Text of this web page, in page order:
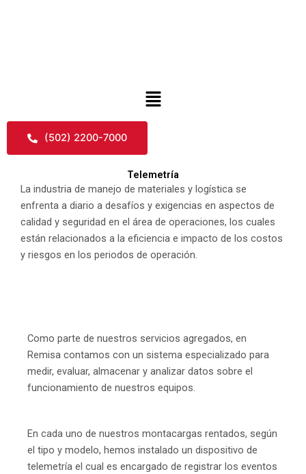
Menu
(502) 2200-7000
Telemetría
La industria de manejo de materiales y logística se
enfrenta a diario a desafíos y exigencias en aspectos de
calidad y seguridad en el área de operaciones, los cuales
están relacionados a la eficiencia e impacto de los costos
y riesgos en los periodos de operación.
Como parte de nuestros servicios agregados, en
Remisa contamos con un sistema especializado para
medir, evaluar, almacenar y analizar datos sobre el
funcionamiento de nuestros equipos.
En cada uno de nuestros montacargas rentados, según
el tipo y modelo, hemos instalado un dispositivo de
telemetría el cual es encargado de registrar los eventos